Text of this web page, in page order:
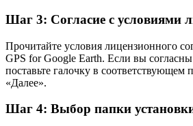
Шаг 3: Согласие с условиями
Прочитайте условия лицензионного
GPS for Google Earth. Если вы
поставьте галочку в
«Далее».
Шаг 4: Выбор папки